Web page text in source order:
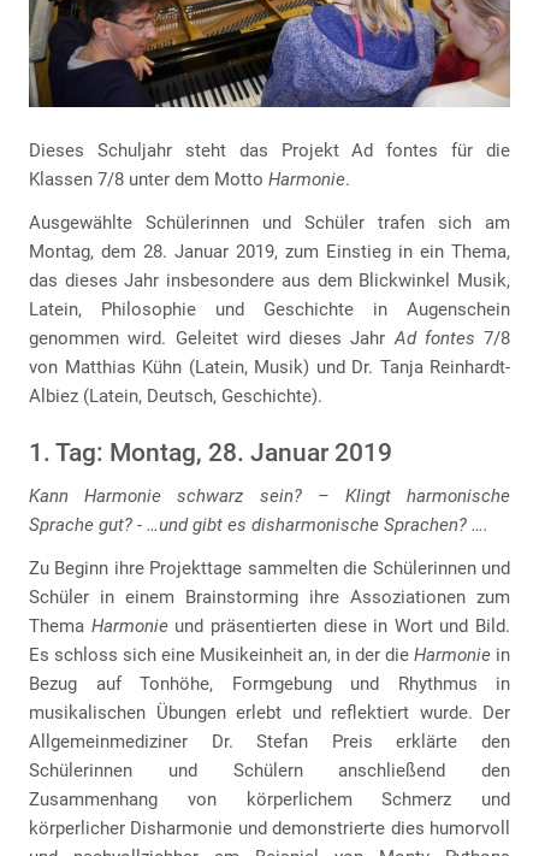
Dieses Schuljahr steht das Projekt Ad fontes für die
Klassen 7/8 unter dem Motto Harmonie.
Ausgewählte Schülerinnen und Schüler trafen sich am
Montag, dem 28. Januar 2019, zum Einstieg in ein Thema,
das dieses Jahr insbesondere aus dem Blickwinkel Musik,
Latein, Philosophie und Geschichte in Augenschein
genommen wird. Geleitet wird dieses JahrAd fontes 7/8
von Matthias Kühn (Latein, Musik) und Dr. Tanja Reinhardt-
Albiez (Latein, Deutsch, Geschichte).
1. Tag: Montag, 28. Januar 2019
Kann Harmonie schwarz sein? – Klingt harmonische
Sprache gut? - …und gibt es disharmonische Sprachen? ….
Zu Beginn ihre Projekttage sammelten die Schülerinnen und
Schüler in einem Brainstorming ihre Assoziationen zum
Thema Harmonieund präsentierten diese in Wort und Bild.
Es schloss sich eine Musikeinheit an, in der die Harmonie in
Bezug auf Tonhöhe, Formgebung und Rhythmus in
musikalischen Übungen erlebt und reflektiert wurde. Der
Allgemeinmediziner Dr. Stefan Preis erklärte den
Schülerinnen und Schülern anschließend den
Zusammenhang von körperlichem Schmerz und
körperlicher Disharmonie und demonstrierte dies humorvoll